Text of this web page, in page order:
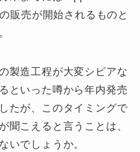
販売が開始されるものと
製造工程が大変シビアな
といった噂から年内発売
たが、このタイミングで
聞こえると言うことは、
いでしょうか。